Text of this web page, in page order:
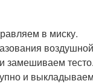
в миску.
замешиваем тесто.
и